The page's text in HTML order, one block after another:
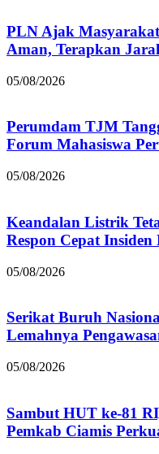
PLN Ajak
Aman, Terapkan
05/08/2026
Perumdam TJM
Forum Mahasiswa
05/08/2026
Keandalan Listrik
Respon Cepat
05/08/2026
Serikat Buruh
Lemahnya
05/08/2026
Sambut HUT ke-81
Pemkab Ciamis